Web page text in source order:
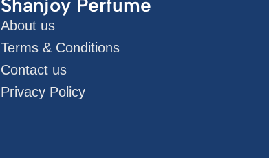
Shanjoy Perfume
About us
Terms & Conditions
Contact us
Privacy Policy